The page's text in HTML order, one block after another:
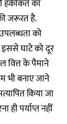
हकीकत का
जरूरत है.
को
इससे घाटे को दूर
वित्त के पैमाने
भी बनाए जाने
किया जा
ही पर्याप्त नहीं